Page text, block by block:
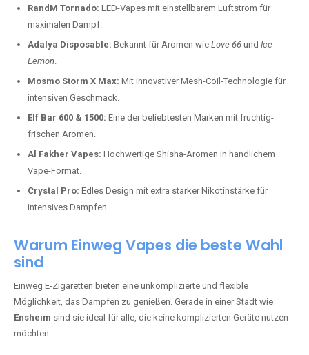
RandM Tornado: LED-Vapes mit einstellbarem Luftstrom für
maximalen Dampf.
Adalya Disposable: Bekannt für Aromen wie Love 66 und Ice
Lemon.
Mosmo Storm X Max: Mit innovativer Mesh-Coil-Technologie für
intensiven Geschmack.
Elf Bar 600 & 1500: Eine der beliebtesten Marken mit fruchtig-
frischen Aromen.
Al Fakher Vapes: Hochwertige Shisha-Aromen in handlichem
Vape-Format.
Crystal Pro: Edles Design mit extra starker Nikotinstärke für
intensives Dampfen.
Warum Einweg Vapes die beste Wahl
sind
Einweg E-Zigaretten bieten eine unkomplizierte und flexible
Möglichkeit, das Dampfen zu genießen. Gerade in einer Stadt wie
Ensheim sind sie ideal für alle, die keine komplizierten Geräte nutzen
möchten: